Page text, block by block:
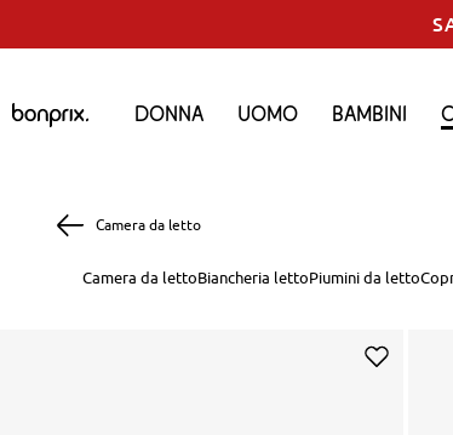
Donna Uomo Bambini
Camera da letto
Camera da lettoBiancheria lettoPiumini da letto